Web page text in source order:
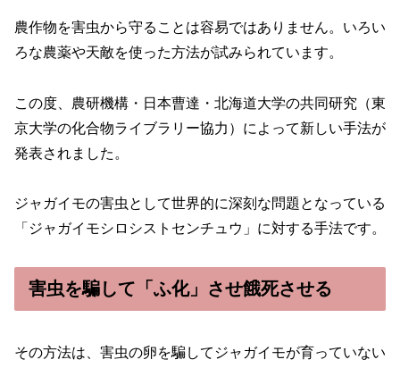
農作物を害虫から守ることは容易ではありません。いろい
ろな農薬や天敵を使った方法が試みられています。
この度、農研機構・日本曹達・北海道大学の共同研究（東
京大学の化合物ライブラリー協力）によって新しい手法が
発表されました。
ジャガイモの害虫として世界的に深刻な問題となっている
「ジャガイモシロシストセンチュウ」に対する手法です。
害虫を騙して「ふ化」させ餓死させる
その方法は、害虫の卵を騙してジャガイモが育っていない